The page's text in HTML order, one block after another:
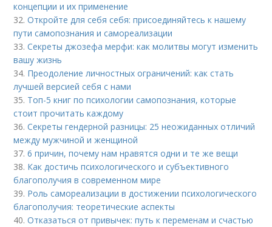
концепции и их применение
32.Откройте для себя себя: присоединяйтесь к нашему
пути самопознания и самореализации
33.Секреты джозефа мерфи: как молитвы могут изменить
вашу жизнь
34. Преодоление личностных ограничений: как стать
лучшей версией себя с нами
35. Топ-5 книг по психологии самопознания, которые
стоит прочитать каждому
36.Секреты гендерной разницы: 25 неожиданных отличий
между мужчиной и женщиной
37.6 причин, почему нам нравятся одни и те же вещи
38. Как достичь психологического и субъективного
благополучия в современном мире
39. Роль самореализации в достижении психологического
благополучия: теоретические аспекты
40.Отказаться от привычек: путь к переменам и счастью